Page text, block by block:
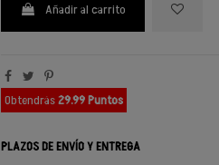
Añadir al carrito
Obtendrás29.99 Puntos
PLAZOS DE ENVÍO Y ENTREGA